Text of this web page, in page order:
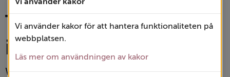
Vi använder kakor för att hantera funktionaliteten på
webbplatsen.
Läs mer om användningen av kakor
Touristen­
informationen
Wandern, Radeln, Angeln und sogar Bergbau.